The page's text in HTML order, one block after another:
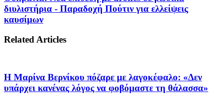
διυλιστήρια - Παραδοχή Πούτιν για ελλείψεις
καυσίμων
Related Articles
Η Μαρίνα Βερνίκου πόζαρε με λαγοκέφαλο: «Δεν
υπάρχει κανένας λόγος να φοβόμαστε τη θάλασσα»